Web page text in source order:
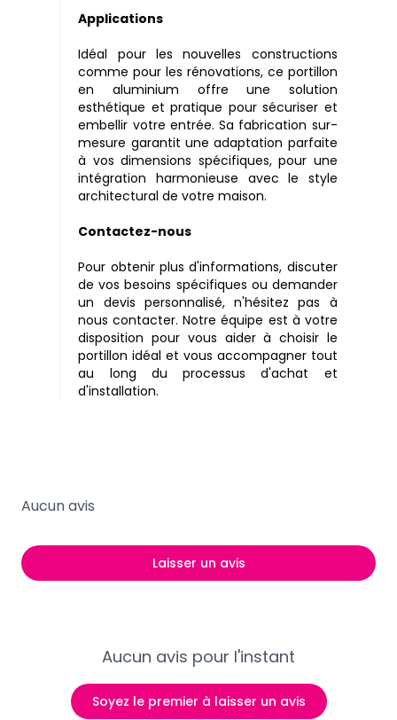
Applications
Idéal pour les nouvelles constructions
comme pour les rénovations, ce portillon
en aluminium offre une solution
esthétique et pratique pour sécuriser et
embellir votre entrée. Sa fabrication sur-
mesure garantit une adaptation parfaite
à vos dimensions spécifiques, pour une
intégration harmonieuse avec le style
architectural de votre maison.
Contactez-nous
Pour obtenir plus d'informations, discuter
de vos besoins spécifiques ou demander
un devis personnalisé, n'hésitez pas à
nous contacter. Notre équipe est à votre
disposition pour vous aider à choisir le
portillon idéal et vous accompagner tout
au long du processus d'achat et
d'installation.
Aucun avis pour l'instant
Soyez le premier à laisser un avis
Aucun avis
Laisser un avis